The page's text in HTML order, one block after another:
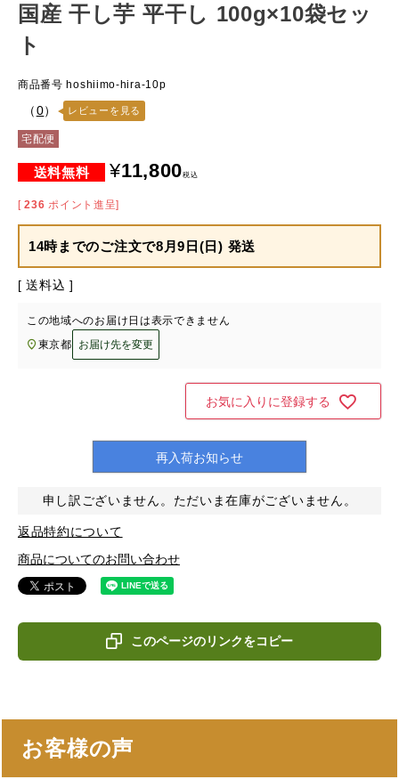
国産 干し芋 平干し 100g×10袋セッ
ト
商品番号 hoshiimo-hira-10p
（0） レビューを見る
宅配便
¥11,800税込
[ 236 ポイント進呈]
14時までのご注文で8月9日(日) 発送
送料込
この地域へのお届け日は表示できません
東京都
お届け先を変更
お気に入りに登録する
再入荷お知らせ
申し訳ございません。ただいま在庫がございません。
返品特約について
商品についてのお問い合わせ
このページのリンクをコピー
お客様の声